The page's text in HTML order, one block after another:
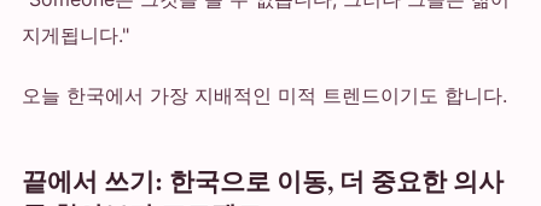
지게됩니다."
오늘 한국에서 가장 지배적인 미적 트렌드이기도 합니다.
끝에서 쓰기: 한국으로 이동, 더 중요한 의사